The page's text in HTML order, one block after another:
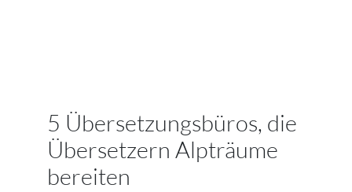
5 Übersetzungsbüros, die
Übersetzern Alpträume
bereiten